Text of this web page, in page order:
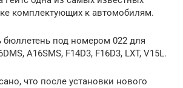
комплектующих к автомобилям.
бюллетень под номером 022 для
A16SMS, F14D3, F16D3, LXT, V15L.
что после установки нового